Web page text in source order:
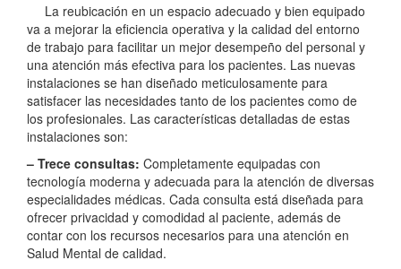
La reubicación en un espacio adecuado y bien equipado
va a mejorar la eficiencia operativa y la calidad del entorno
de trabajo para facilitar un mejor desempeño del personal y
una atención más efectiva para los pacientes. Las nuevas
instalaciones se han diseñado meticulosamente para
satisfacer las necesidades tanto de los pacientes como de
los profesionales. Las características detalladas de estas
instalaciones son:
– Trece consultas: Completamente equipadas con
tecnología moderna y adecuada para la atención de diversas
especialidades médicas. Cada consulta está diseñada para
ofrecer privacidad y comodidad al paciente, además de
contar con los recursos necesarios para una atención en
Salud Mental de calidad.